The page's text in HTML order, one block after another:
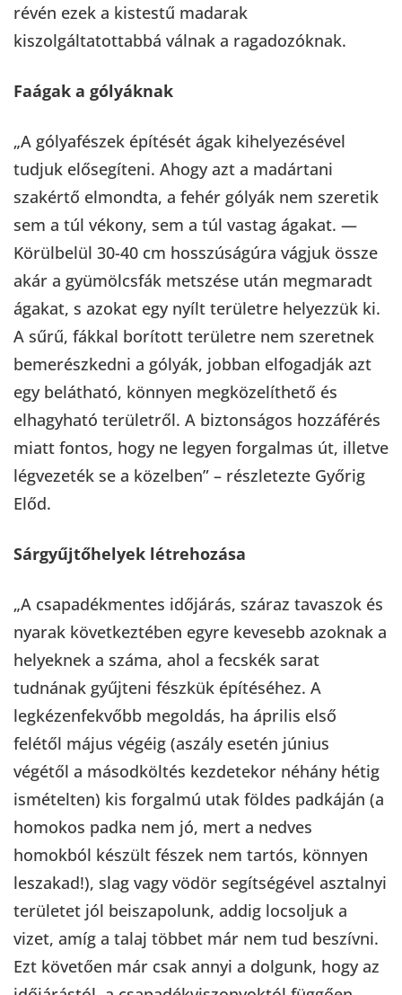
révén ezek a kistestű madarak
kiszolgáltatottabbá válnak a ragadozóknak.
Faágak a gólyáknak
„A gólyafészek építését ágak kihelyezésével
tudjuk elősegíteni. Ahogy azt a madártani
szakértő elmondta, a fehér gólyák nem szeretik
sem a túl vékony, sem a túl vastag ágakat. —
Körülbelül 30-40 cm hosszúságúra vágjuk össze
akár a gyümölcsfák metszése után megmaradt
ágakat, s azokat egy nyílt területre helyezzük ki.
A sűrű, fákkal borított területre nem szeretnek
bemerészkedni a gólyák, jobban elfogadják azt
egy belátható, könnyen megközelíthető és
elhagyható területről. A biztonságos hozzáférés
miatt fontos, hogy ne legyen forgalmas út, illetve
légvezeték se a közelben” – részletezte Győrig
Előd.
Sárgyűjtőhelyek létrehozása
„A csapadékmentes időjárás, száraz tavaszok és
nyarak következtében egyre kevesebb azoknak a
helyeknek a száma, ahol a fecskék sarat
tudnának gyűjteni fészkük építéséhez. A
legkézenfekvőbb megoldás, ha április első
felétől május végéig (aszály esetén június
végétől a másodköltés kezdetekor néhány hétig
ismételten) kis forgalmú utak földes padkáján (a
homokos padka nem jó, mert a nedves
homokból készült fészek nem tartós, könnyen
leszakad!), slag vagy vödör segítségével asztalnyi
területet jól beiszapolunk, addig locsoljuk a
vizet, amíg a talaj többet már nem tud beszívni.
Ezt követően már csak annyi a dolgunk, hogy az